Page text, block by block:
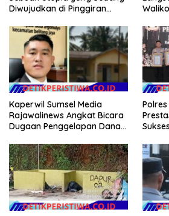
Diwujudkan di Pinggiran
Kaperwil Sumsel Media
Rajawalinews Angkat Bicara
Dugaan Penggelapan Dana
Argomulyo Belitang Jaya
Hilang 3 Bulan Bawa
Anggaran Pembangunan
NTB